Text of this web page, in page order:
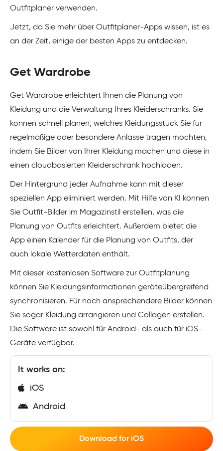
Outfitplaner verwenden.
Jetzt, da Sie mehr über Outfitplaner-Apps wissen, ist es
an der Zeit, einige der besten Apps zu entdecken.
Get Wardrobe
Get Wardrobe erleichtert Ihnen die Planung von
Kleidung und die Verwaltung Ihres Kleiderschranks. Sie
können schnell planen, welches Kleidungsstück Sie für
regelmäßige oder besondere Anlässe tragen möchten,
indem Sie Bilder von Ihrer Kleidung machen und diese in
einen cloudbasierten Kleiderschrank hochladen.
Der Hintergrund jeder Aufnahme kann mit dieser
speziellen App eliminiert werden. Mit Hilfe von KI können
Sie Outfit-Bilder im Magazinstil erstellen, was die
Planung von Outfits erleichtert. Außerdem bietet die
App einen Kalender für die Planung von Outfits, der
auch lokale Wetterdaten enthält.
Mit dieser kostenlosen Software zur Outfitplanung
können Sie Kleidungsinformationen geräteübergreifend
synchronisieren. Für noch ansprechendere Bilder können
Sie sogar Kleidung arrangieren und Collagen erstellen.
Die Software ist sowohl für Android- als auch für iOS-
Geräte verfügbar.
It works on:
iOS
Android
Download for iOS